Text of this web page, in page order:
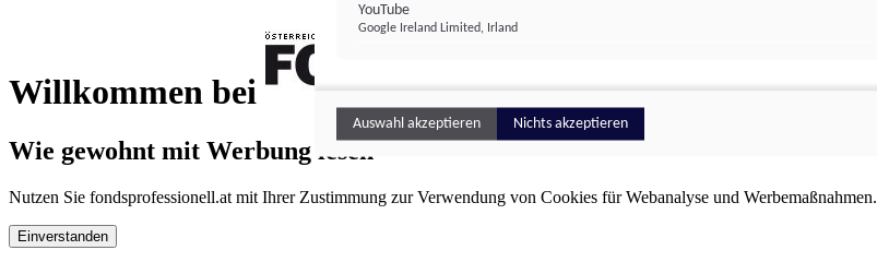
Willkommen bei
FONDS professionell
Wie gewohnt mit Werbung lesen
Nutzen Sie fondsprofessionell.at mit Ihrer Zustimmung zur Verwendung von Cookies für Webanalyse und Werbemaßnahmen.
Einverstanden
YouTube
Google Ireland Limited, Irland
Auswahl akzeptieren Nichts akzeptieren